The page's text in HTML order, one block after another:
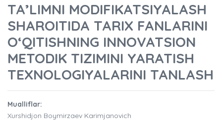
TA’LIMNI MODIFIKATSIYALASH
SHAROITIDA TARIX FANLARINI
O‘QITISHNING INNOVATSION
METODIK TIZIMINI YARATISH
TEXNOLOGIYALARINI TANLASH
Mualliflar:
Xurshidjon Boymirzaev Karimjanovich